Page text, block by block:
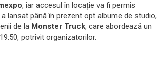
, iar accesul în locație va fi permis
lansat până în prezent opt albume de studio,
de la Monster Truck, care abordează un
potrivit organizatorilor.